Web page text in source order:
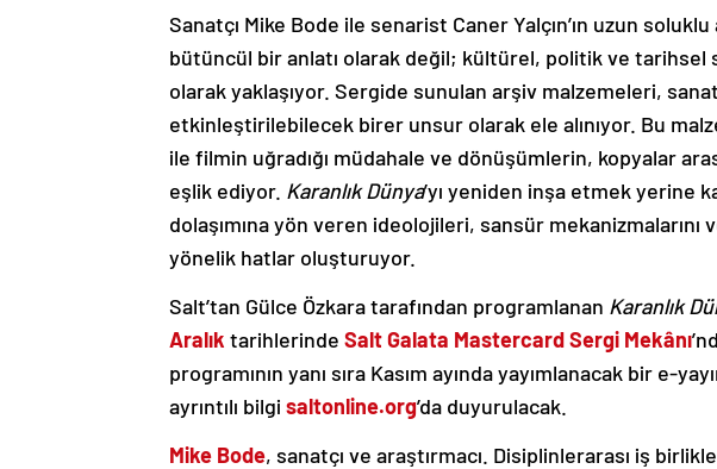
Sanatçı Mike Bode ile senarist Caner Yalçın’ın uzun
bütüncül bir anlatı olarak değil; kültürel, politik ve
olarak yaklaşıyor. Sergide sunulan arşiv malzemeleri,
etkinleştirilebilecek birer unsur olarak ele alınıyor. Bu
ile filmin uğradığı müdahale ve dönüşümlerin, kopyalar
eşlik ediyor. Karanlık Dünya’yı yeniden inşa etmek yerine
dolaşımına yön veren ideolojileri, sansür mekanizmalarını
yönelik hatlar oluşturuyor.
Salt’tan Gülce Özkara tarafından programlanan Karanlık
Aralık tarihlerinde Salt Galata Mastercard Sergi Mekânı
programının yanı sıra Kasım ayında yayımlanacak bir e-
ayrıntılı bilgi saltonline.org’da duyurulacak.
Mike Bode, sanatçı ve araştırmacı. Disiplinlerarası iş